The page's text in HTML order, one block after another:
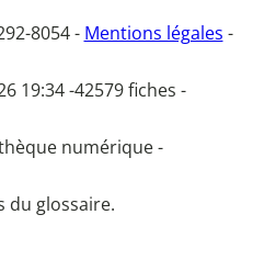
8054 - Mentions légales -
19:34 -42579 fiches -
numérique -
du glossaire.